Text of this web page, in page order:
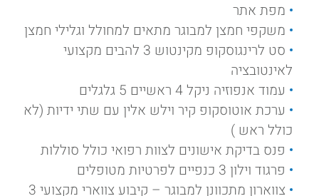
מפת אתר
משקפי חמצן למבוגר מתאים למחולל וגלילי חמצן
סט לרינגוסקופ מקינטוש 3 להבים מקצועי
לאינטובציה
עמוד אנפוזיה ניקל 4 ראשיים 5 גלגלים
ערכת אוטוסקופ קיר וילש אלין עם שתי ידיות (לא
כולל ראש )
פנס בדיקת אישונים לצוות רפואי כולל סוללות
פרגוד וילון 3 כנפיים לפרטיות מטופלים
צווארון מתכוונן למבוגר – קיבוע צווארי מקצועי 3